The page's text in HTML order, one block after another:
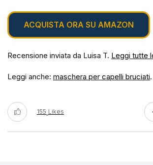
ACQUISTA ORA SU AMAZON
Recensione inviata da Luisa T. Leggi tutte
Leggi anche: maschera per capelli bruciati.
155 Likes